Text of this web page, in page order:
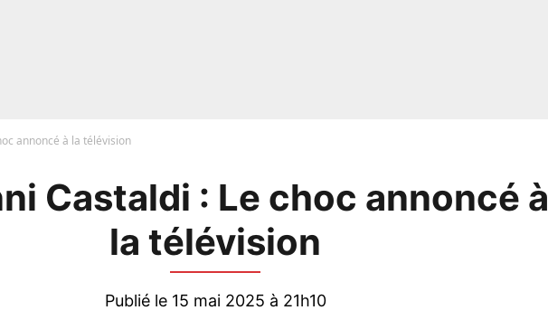
annoncé à la télévision
Castaldi : Le choc annoncé à
la télévision
Publié le 15 mai 2025 à 21h10